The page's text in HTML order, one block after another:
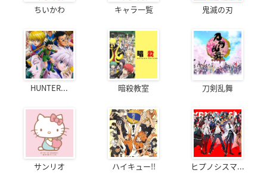
ちいかわ キャラ一覧 鬼滅の刃
HUNTER... 暗殺教室 刀剣乱舞
サンリオ ハイキュー!! ヒプノシスマ...